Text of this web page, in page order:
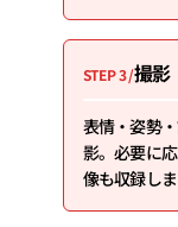
STEP 3 /撮影
表情・姿勢
影。必要に
像も収録しま